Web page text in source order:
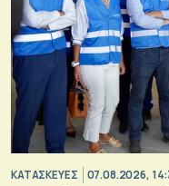
ΚΑΤΑΣΚΕΥΕΣ 07.08.2026,